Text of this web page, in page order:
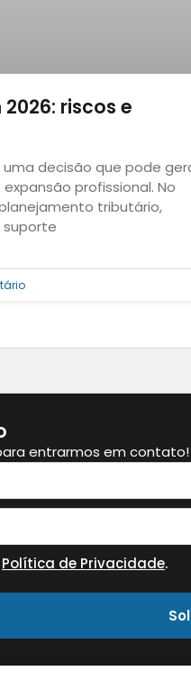
riscos e
uma decisão que pode
profissional. No
tributário,
suporte
entrarmos em contato!
Política de Privacidade.